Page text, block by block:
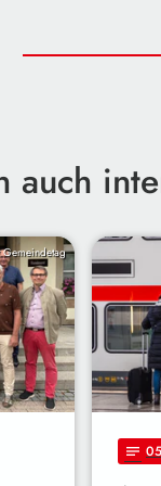
auch
Gemeindetag
notes 05